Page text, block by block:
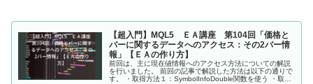
【超入門】MQL5 ＥＡ講座 第104回「価格と
バーに関するデータへのアクセス：その2バー情
報」【ＥＡの作り方】
前回は、主に現在値情報へのアクセス方法についての解説
を行いました。 前回の記事で解説した方法は以下の通りで
す。 ・取得方法１：SymbolInfoDouble関数を使う ・取得